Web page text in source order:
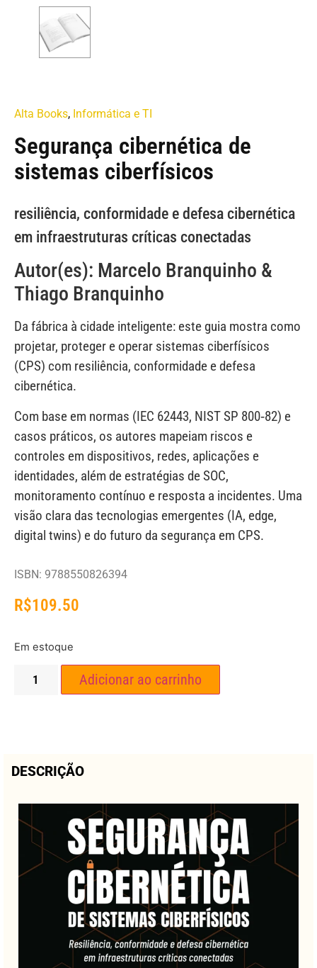
Alta Books, Informática e TI
Segurança cibernética de
sistemas ciberfísicos
resiliência, conformidade e defesa cibernética
em infraestruturas críticas conectadas
Autor(es): Marcelo Branquinho &
Thiago Branquinho
Da fábrica à cidade inteligente: este guia mostra como
projetar, proteger e operar sistemas ciberfísicos
(CPS) com resiliência, conformidade e defesa
cibernética.
Com base em normas (IEC 62443, NIST SP 800‑82) e
casos práticos, os autores mapeiam riscos e
controles em dispositivos, redes, aplicações e
identidades, além de estratégias de SOC,
monitoramento contínuo e resposta a incidentes. Uma
visão clara das tecnologias emergentes (IA, edge,
digital twins) e do futuro da segurança em CPS.
ISBN: 9788550826394
R$109.50
Em estoque
Adicionar ao carrinho
DESCRIÇÃO